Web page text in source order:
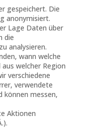
gespeichert. Die
anonymisiert.
Lage Daten über
die
analysieren.
wann welche
welcher Region
verschiedene
verwendete
können messen,
Aktionen